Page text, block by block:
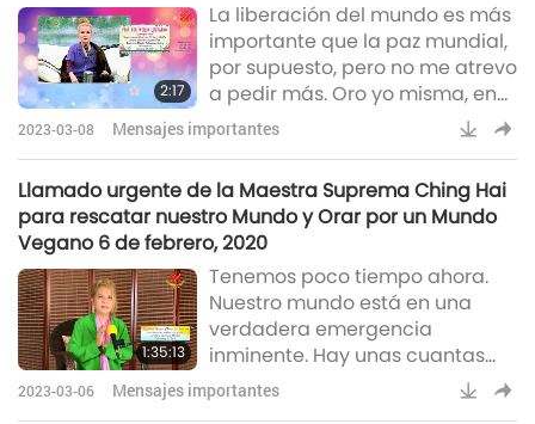
amamos a DIOS
TODOPODEROSO, EL ALTÍSIMO, EL
MÁS GRANDE, por el Mundo
Vegano, Mundo en Paz y la
liberación de Nuestra
alma.Damos gracias, ama
2:17
La liberación del mundo es más
importante que la paz mundial,
por supuesto, pero no me atrevo
a pedir más. Oro yo misma, en
mi corazón, para que el mundo
pueda tener paz y liberación.
iluminación y sus almas pueden
ser liberadas. [...] Parece que el
bienestar físico no está
garantizado en ninguna parte.
[...] Incluso si sus cuerpos físicos
tienen que sufrir debido a su kar
2023-03-08 Mensajes importantes
Llamado urgente de la Maestra Suprema Ching Hai
para rescatar nuestro Mundo y Orar por un Mundo
Vegano 6 de febrero, 2020
1:35:13
Tenemos poco tiempo ahora.
Nuestro mundo está en una
verdadera emergencia
inminente. Hay unas cuantas
bombas de tiempo, no hay
necesidad siquiera del cambio
2023-03-06 Mensajes importantes